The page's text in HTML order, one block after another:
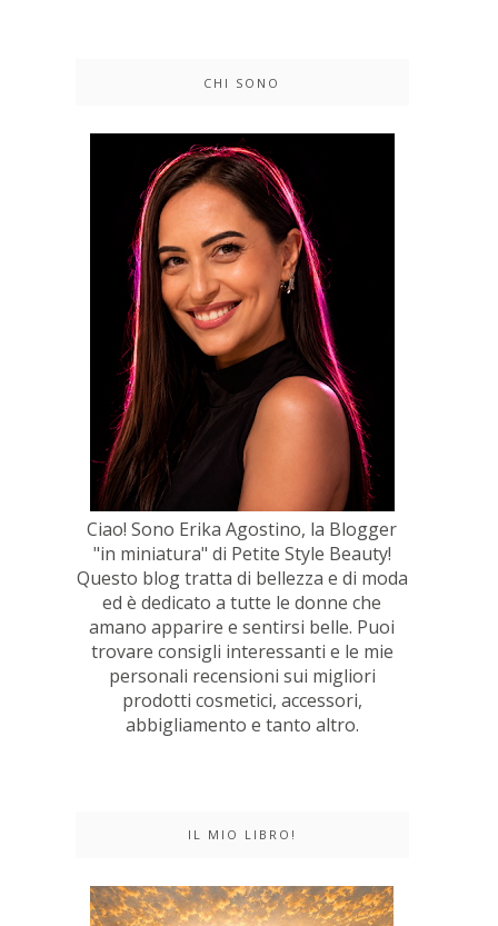
CHI SONO
Ciao! Sono Erika Agostino, la Blogger
"in miniatura" di Petite Style Beauty!
Questo blog tratta di bellezza e di moda
ed è dedicato a tutte le donne che
amano apparire e sentirsi belle. Puoi
trovare consigli interessanti e le mie
personali recensioni sui migliori
prodotti cosmetici, accessori,
abbigliamento e tanto altro.
IL MIO LIBRO!